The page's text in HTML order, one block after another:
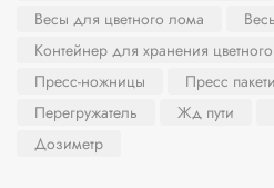
Весы для цветного лома
Контейнер для хранения
Пресс-ножницы
Пресс
Перегружатель
Жд пути
Дозиметр